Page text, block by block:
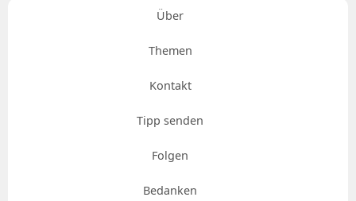
Über
Themen
Kontakt
Tipp senden
Folgen
Bedanken